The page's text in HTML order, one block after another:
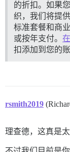
的折扣。如果
织，我们将提
标准套餐和商
或按年支付。
扣添加到您的账
rsmith2019
理查德，这真是